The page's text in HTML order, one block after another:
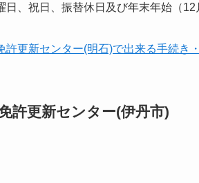
日、祝日、振替休日及び年末年始（
許更新センター(明石)で出来る手続き
許更新センター(伊丹市)